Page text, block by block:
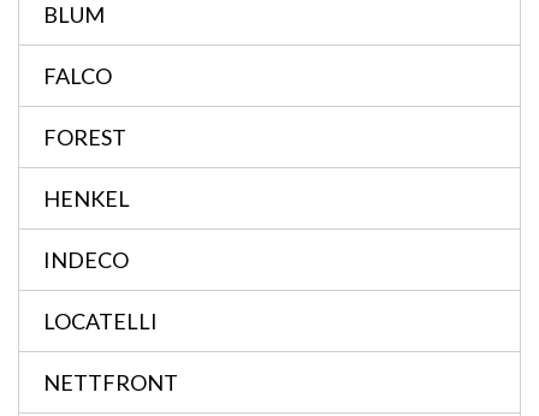
BLUM
FALCO
FOREST
HENKEL
INDECO
LOCATELLI
NETTFRONT